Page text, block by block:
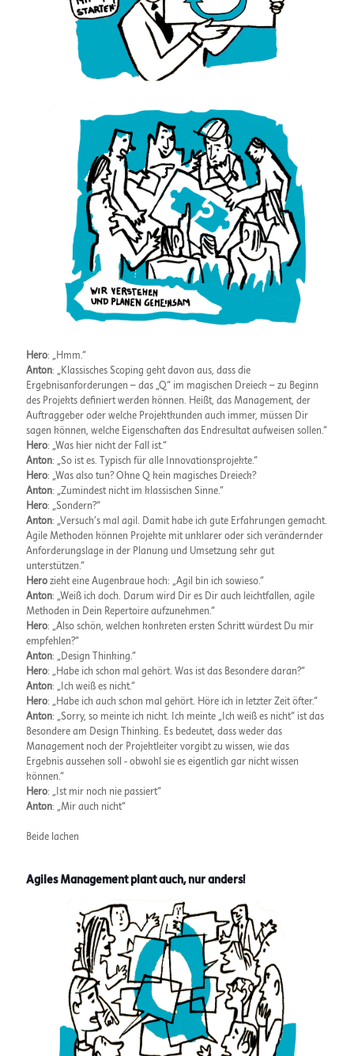
Hero: „Hmm.“
Anton: „Klassisches Scoping geht davon aus, dass die
Ergebnisanforderungen – das „Q“ im magischen Dreieck – zu Beginn
des Projekts definiert werden können. Heißt, das Management, der
Auftraggeber oder welche Projektkunden auch immer, müssen Dir
sagen können, welche Eigenschaften das Endresultat aufweisen sollen.“
Hero: „Was hier nicht der Fall ist.“
Anton: „So ist es. Typisch für alle Innovationsprojekte.“
Hero: „Was also tun? Ohne Q kein magisches Dreieck?
Anton: „Zumindest nicht im klassischen Sinne.“
Hero: „Sondern?“
Anton: „Versuch’s mal agil. Damit habe ich gute Erfahrungen gemacht.
Agile Methoden können Projekte mit unklarer oder sich verändernder
Anforderungslage in der Planung und Umsetzung sehr gut
unterstützen.“
Hero zieht eine Augenbraue hoch: „Agil bin ich sowieso.“
Anton: „Weiß ich doch. Darum wird Dir es Dir auch leichtfallen, agile
Methoden in Dein Repertoire aufzunehmen.“
Hero: „Also schön, welchen konkreten ersten Schritt würdest Du mir
empfehlen?“
Anton: „Design Thinking.“
Hero: „Habe ich schon mal gehört. Was ist das Besondere daran?“
Anton: „Ich weiß es nicht.“
Hero: „Habe ich auch schon mal gehört. Höre ich in letzter Zeit öfter.“
Anton: „Sorry, so meinte ich nicht. Ich meinte „Ich weiß es nicht“ ist das
Besondere am Design Thinking. Es bedeutet, dass weder das
Management noch der Projektleiter vorgibt zu wissen, wie das
Ergebnis aussehen soll - obwohl sie es eigentlich gar nicht wissen
können.“
Hero: „Ist mir noch nie passiert“
Anton: „Mir auch nicht“
Beide lachen
Agiles Management plant auch, nur anders!